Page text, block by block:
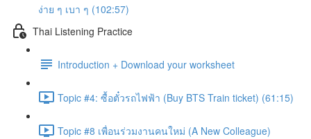
ง่าย ๆ เบา ๆ (102:57)
Thai Listening Practice
Introduction + Download your worksheet
Topic #4: ซื้อตั๋วรถไฟฟ้า (Buy BTS Train ticket) (61:15)
Topic #8 เพื่อนร่วมงานคนใหม่ (A New Colleague)